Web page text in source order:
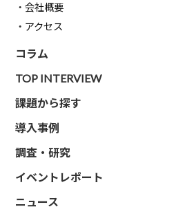
会社概要
アクセス
コラム
TOP INTERVIEW
課題から探す
導入事例
調査・研究
イベントレポート
ニュース